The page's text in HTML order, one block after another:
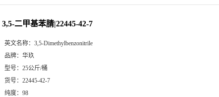
3,5-二甲基苯腈|22445-42-7
英文名称： 3,5-Dimethylbenzonitrile
品牌： 华玖
型号： 25公斤/桶
货号： 22445-42-7
纯度： 98